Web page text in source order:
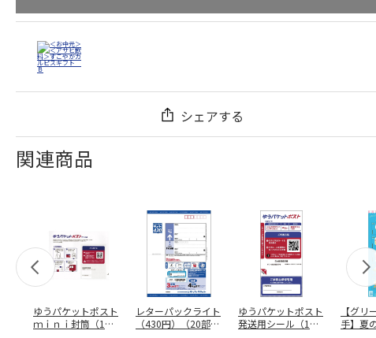
シェアする
関連商品
ゆうパケットポスト
ｍｉｎｉ封筒（1個
レターパックライト
（430円）（20部セ
ゆうパケットポスト
発送用シール（1個
【グリ
手】夏